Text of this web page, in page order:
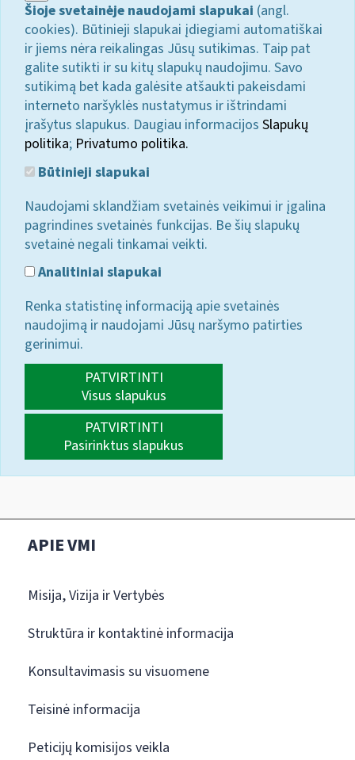
Šioje svetainėje naudojami slapukai (angl.
cookies). Būtinieji slapukai įdiegiami automatiškai
ir jiems nėra reikalingas Jūsų sutikimas. Taip pat
galite sutikti ir su kitų slapukų naudojimu. Savo
sutikimą bet kada galėsite atšaukti pakeisdami
interneto naršyklės nustatymus ir ištrindami
įrašytus slapukus. Daugiau informacijos Slapukų
politika; Privatumo politika.
Būtinieji slapukai
Naudojami sklandžiam svetainės veikimui ir įgalina
pagrindines svetainės funkcijas. Be šių slapukų
svetainė negali tinkamai veikti.
Analitiniai slapukai
Renka statistinę informaciją apie svetainės
naudojimą ir naudojami Jūsų naršymo patirties
gerinimui.
PATVIRTINTI
Visus slapukus
PATVIRTINTI
Pasirinktus slapukus
APIE VMI
Misija, Vizija ir Vertybės
Struktūra ir kontaktinė informacija
Konsultavimasis su visuomene
Teisinė informacija
Peticijų komisijos veikla